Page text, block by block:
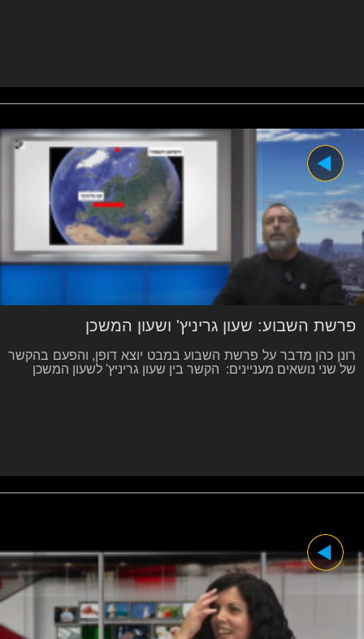
פרשת השבוע: שעון גריניץ' ושעון המשכן
רונן כהן מדבר על פרשת השבוע במבט יוצא דופן, והפעם בהקשר
של שני נושאים מעניינים: הקשר בין שעון גריניץ' לשעון המשכן